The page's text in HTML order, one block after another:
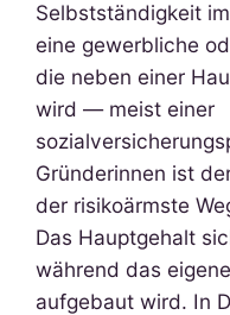
Selbstständigkeit
eine gewerbliche
die neben einer
wird — meist einer
Gründerinnen ist
der risikoärmste
Das Hauptgehalt
während das
aufgebaut wird. In